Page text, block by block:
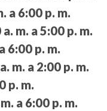
a 6:00 p. m.
m. a 5:00 p. m.
6:00 p. m.
m. a 2:00 p. m.
p. m.
a 6:00 p. m.